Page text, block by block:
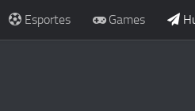
Esportes Games